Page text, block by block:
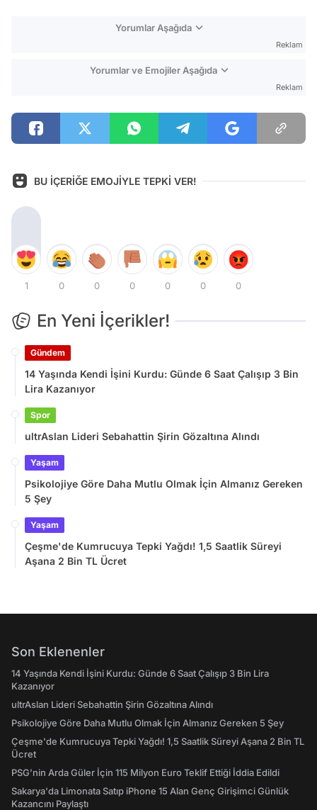
Yorumlar Aşağıda
Reklam
Yorumlar ve Emojiler Aşağıda
Reklam
BU İÇERİĞE EMOJİYLE TEPKİ VER!
1 0 0 0 0 0 0
En Yeni İçerikler!
Gündem
14 Yaşında Kendi İşini Kurdu: Günde 6 Saat Çalışıp 3 Bin
Lira Kazanıyor
Spor
ultrAslan Lideri Sebahattin Şirin Gözaltına Alındı
Yaşam
Psikolojiye Göre Daha Mutlu Olmak İçin Almanız Gereken
5 Şey
Yaşam
Çeşme'de Kumrucuya Tepki Yağdı! 1,5 Saatlik Süreyi
Aşana 2 Bin TL Ücret
Son Eklenenler
14 Yaşında Kendi İşini Kurdu: Günde 6 Saat Çalışıp 3 Bin Lira
Kazanıyor
ultrAslan Lideri Sebahattin Şirin Gözaltına Alındı
Psikolojiye Göre Daha Mutlu Olmak İçin Almanız Gereken 5 Şey
Çeşme'de Kumrucuya Tepki Yağdı! 1,5 Saatlik Süreyi Aşana 2 Bin TL
Ücret
PSG’nin Arda Güler İçin 115 Milyon Euro Teklif Ettiği İddia Edildi
Sakarya'da Limonata Satıp iPhone 15 Alan Genç Girişimci Günlük
Kazancını Paylaştı